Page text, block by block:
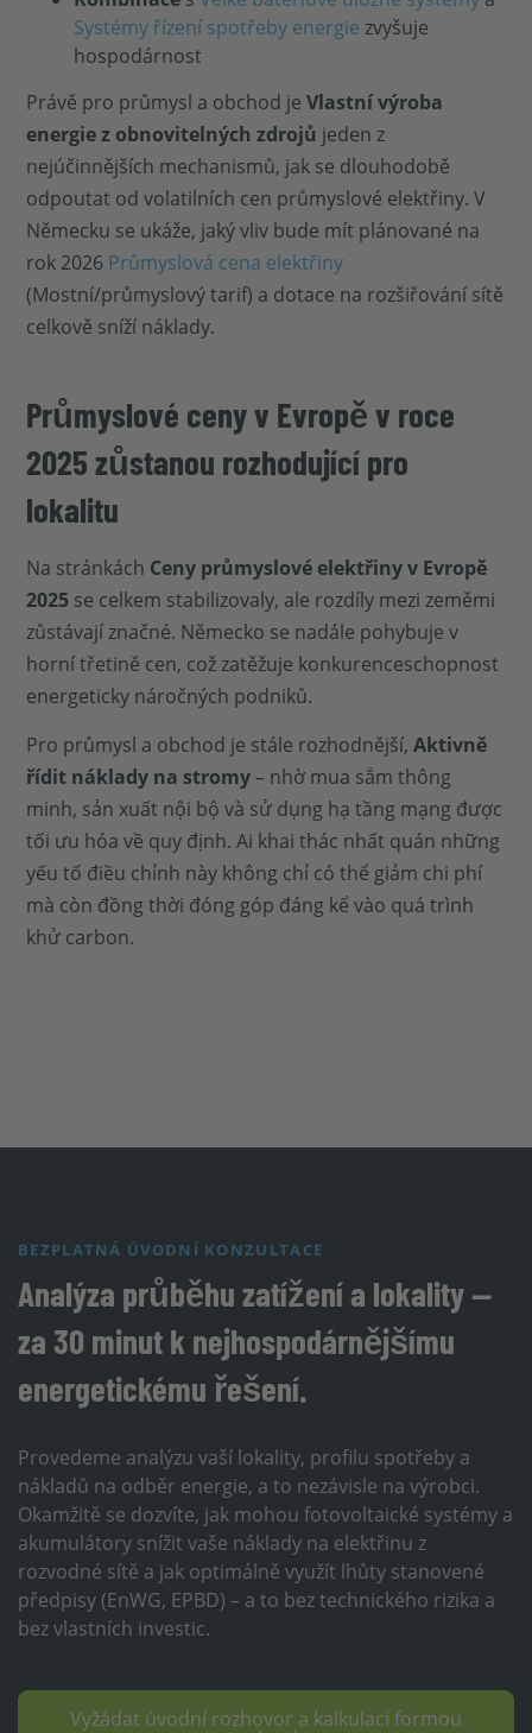
Systémy řízení spotřeby energie zvyšuje
hospodárnost
Právě pro průmysl a obchod jeVlastní výroba
energie z obnovitelných zdrojů jeden z
nejúčinnějších mechanismů, jak se dlouhodobě
odpoutat od volatilních cen průmyslové elektřiny. V
Německu se ukáže, jaký vliv bude mít plánované na
rok 2026 Průmyslová cena elektřiny
(Mostní/průmyslový tarif) a dotace na rozšiřování sítě
celkově sníží náklady.
Průmyslové ceny v Evropě v roce
2025 zůstanou rozhodující pro
lokalitu
Na stránkách Ceny průmyslové elektřiny v Evropě
2025 se celkem stabilizovaly, ale rozdíly mezi zeměmi
zůstávají značné. Německo se nadále pohybuje v
horní třetině cen, což zatěžuje konkurenceschopnost
energeticky náročných podniků.
Pro průmysl a obchod je stále rozhodnější,Aktivně
řídit náklady na stromy– nhờ mua sắm thông
minh, sản xuất nội bộ và sử dụng hạ tầng mạng được
tối ưu hóa về quy định. Ai khai thác nhất quán những
yếu tố điều chỉnh này không chỉ có thể giảm chi phí
mà còn đồng thời đóng góp đáng kể vào quá trình
khử carbon.
BEZPLATNÁ ÚVODNÍ KONZULTACE
Analýza průběhu zatížení a lokality —
za 30 minut k nejhospodárnějšímu
energetickému řešení.
Provedeme analýzu vaší lokality, profilu spotřeby a
nákladů na odběr energie, a to nezávisle na výrobci.
Okamžitě se dozvíte, jak mohou fotovoltaické systémy a
akumulátory snížit vaše náklady na elektřinu z
rozvodné sítě a jak optimálně využít lhůty stanovené
předpisy (EnWG, EPBD) – a to bez technického rizika a
bez vlastních investic.
Vyžádat úvodní rozhovor a kalkulaci formou